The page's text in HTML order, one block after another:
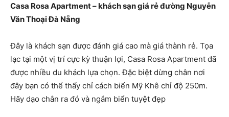
Casa Rosa Apartment – khách sạn giá rẻ đường Nguyễn
Văn Thoại Đà Nẵng
Đây là khách sạn được đánh giá cao mà giá thành rẻ. Tọa
lạc tại một vị trí cực kỳ thuận lợi, Casa Rosa Apartment đã
được nhiều du khách lựa chọn. Đặc biệt dừng chân nơi
đây bạn có thể thấy chỉ cách biển Mỹ Khê chỉ độ 250m.
Hãy dạo chân ra đó và ngắm biển tuyệt đẹp